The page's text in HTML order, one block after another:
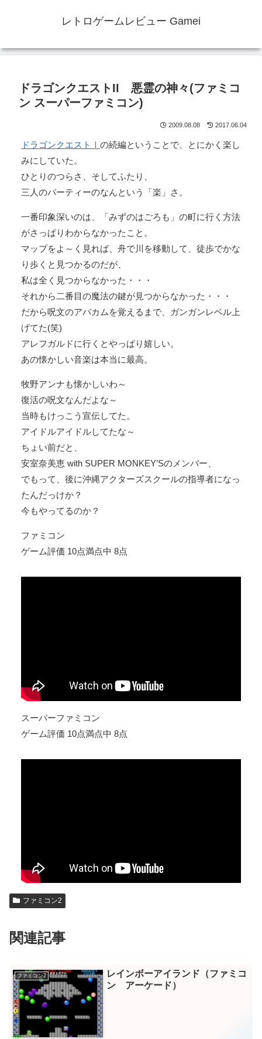
レトロゲームレビュー Gamei
ドラゴンクエストII 悪霊の神々(ファミコ
ン スーパーファミコン)
2009.08.08 2017.06.04
ドラゴンクエストⅠ の続編ということで、とにかく楽し
みにしていた。
ひとりのつらさ、そしてふたり、
三人のパーティーのなんという「楽」さ。
一番印象深いのは、「みずのはごろも」の町に行く方法
がさっぱりわからなかったこと。
マップをよ～く見れば、舟で川を移動して、徒歩でかな
り歩くと見つかるのだが、
私は全く見つからなかった・・・
それから二番目の魔法の鍵が見つからなかった・・・
だから呪文のアバカムを覚えるまで、ガンガンレベル上
げてた(笑)
アレフガルドに行くとやっぱり嬉しい。
あの懐かしい音楽は本当に最高。
牧野アンナも懐かしいわ～
復活の呪文なんだよな～
当時もけっこう宣伝してた。
アイドルアイドルしてたな～
ちょい前だと、
安室奈美恵 with SUPER MONKEY’Sのメンバー、
でもって、後に沖縄アクターズスクールの指導者になっ
たんだっけか？
今もやってるのか？
ファミコン
ゲーム評価 10点満点中 8点
スーパーファミコン
ゲーム評価 10点満点中 8点
ファミコン2
関連記事
ファミコン2
レインボーアイランド（ファミコ
ン アーケード）